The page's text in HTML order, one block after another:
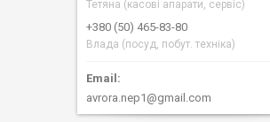
Тетяна (касові апарати, сервіс)
+380 (50) 465-83-80
Влада (посуд, побут. техніка)
avrora.nep1@gmail.com